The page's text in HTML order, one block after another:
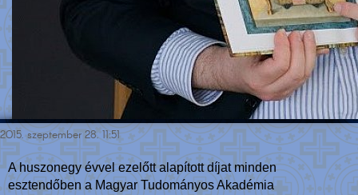
2015. szeptember 28. 11:51
A huszonegy évvel ezelőtt alapított díjat minden
esztendőben a Magyar Tudományos Akadémia